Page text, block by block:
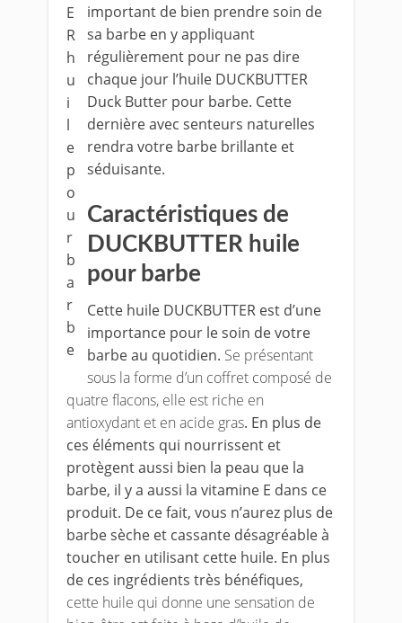
important de bien prendre soin de
sa barbe en y appliquant
régulièrement pour ne pas dire
chaque jour l’huile DUCKBUTTER
Duck Butter pour barbe. Cette
dernière avec senteurs naturelles
rendra votre barbe brillante et
séduisante.
Caractéristiques de
DUCKBUTTER huile
pour barbe
Cette huile DUCKBUTTER est d’une
importance pour le soin de votre
barbe au quotidien. Se présentant
sous la forme d’un coffret composé de
quatre flacons, elle est riche en
antioxydant et en acide gras. En plus de
ces éléments qui nourrissent et
protègent aussi bien la peau que la
barbe, il y a aussi la vitamine E dans ce
produit. De ce fait, vous n’aurez plus de
barbe sèche et cassante désagréable à
toucher en utilisant cette huile. En plus
de ces ingrédients très bénéfiques,
cette huile qui donne une sensation de